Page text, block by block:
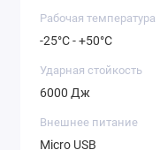
Рабочая температура
-25°C - +50°C
Ударная стойкость
6000 Дж
Внешнее питание
Micro USB